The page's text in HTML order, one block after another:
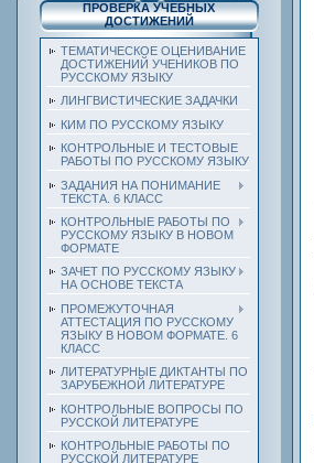
ПРОВЕРКА УЧЕБНЫХ
ДОСТИЖЕНИЙ
ТЕМАТИЧЕСКОЕ ОЦЕНИВАНИЕ
ДОСТИЖЕНИЙ УЧЕНИКОВ ПО
РУССКОМУ ЯЗЫКУ
ЛИНГВИСТИЧЕСКИЕ ЗАДАЧКИ
КИМ ПО РУССКОМУ ЯЗЫКУ
КОНТРОЛЬНЫЕ И ТЕСТОВЫЕ
РАБОТЫ ПО РУССКОМУ ЯЗЫКУ
ЗАДАНИЯ НА ПОНИМАНИЕ
ТЕКСТА. 6 КЛАСС
КОНТРОЛЬНЫЕ РАБОТЫ ПО
РУССКОМУ ЯЗЫКУ В НОВОМ
ФОРМАТЕ
ЗАЧЕТ ПО РУССКОМУ ЯЗЫКУ
НА ОСНОВЕ ТЕКСТА
ПРОМЕЖУТОЧНАЯ
АТТЕСТАЦИЯ ПО РУССКОМУ
ЯЗЫКУ В НОВОМ ФОРМАТЕ. 6
КЛАСС
ЛИТЕРАТУРНЫЕ ДИКТАНТЫ ПО
ЗАРУБЕЖНОЙ ЛИТЕРАТУРЕ
КОНТРОЛЬНЫЕ ВОПРОСЫ ПО
РУССКОЙ ЛИТЕРАТУРЕ
КОНТРОЛЬНЫЕ РАБОТЫ ПО
РУССКОЙ ЛИТЕРАТУРЕ